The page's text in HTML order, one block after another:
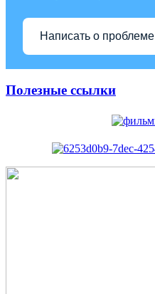
Написать о проблеме
Полезные ссылки